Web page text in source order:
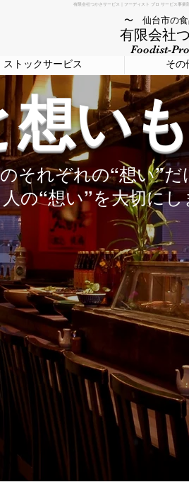
ストックサービス その
有限会社
〜 仙台市の食
Foodist-
有限会社つかさサービス｜フーディスト プロ サービス事業
想い
それぞれの“想い”だ
の“想い”を大切にし